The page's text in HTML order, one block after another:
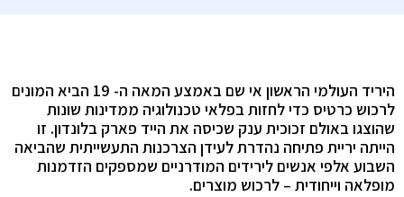
היריד העולמי הראשון אי שם באמצע המאה ה- 19 הביא המונים
לרכוש כרטיס כדי לחזות בפלאי טכנולוגיה ממדינות שונות
שהוצגו באולם זכוכית ענק שכיסה את הייד פארק בלונדון. זו
הייתה יריית פתיחה נהדרת לעידן הצרכנות התעשייתית שהביאה
השבוע אלפי אנשים לירידים המודרניים שמספקים הזדמנות
מופלאה וייחודית – לרכוש מוצרים.